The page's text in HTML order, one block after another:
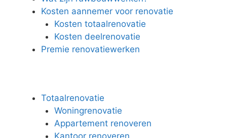
Kosten aannemer voor renovatie
Kosten totaalrenovatie
Kosten deelrenovatie
Premie renovatiewerken
Totaalrenovatie
Woningrenovatie
Appartement renoveren